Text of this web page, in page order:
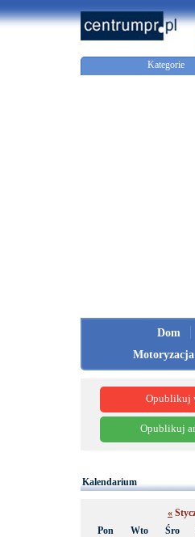
Kategorie
Dom
Motoryzacja
Opublikuj
Opublikuj
Kalendarium
«
Pon
Wto Śro